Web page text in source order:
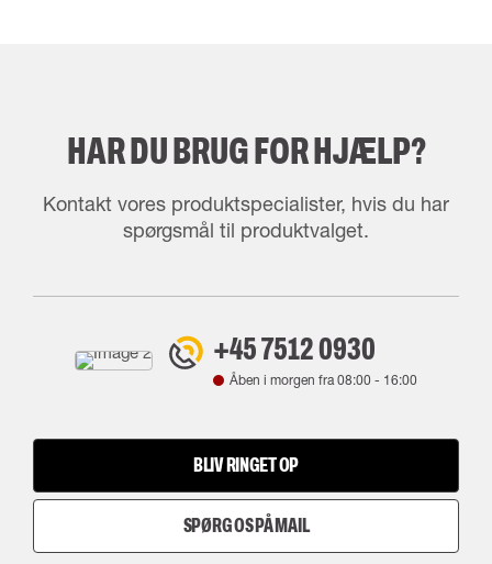
HAR DU BRUG FOR HJÆLP?
Kontakt vores produktspecialister, hvis du har
spørgsmål til produktvalget.
+45 7512 0930
Åben i morgen fra08:00 - 16:00
BLIV RINGET OP
SPØRG OS PÅ MAIL